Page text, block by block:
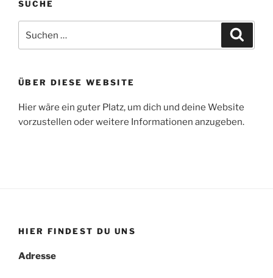
SUCHE
nach:
ÜBER DIESE WEBSITE
Hier wäre ein guter Platz, um dich und deine Website
vorzustellen oder weitere Informationen anzugeben.
HIER FINDEST DU UNS
Adresse